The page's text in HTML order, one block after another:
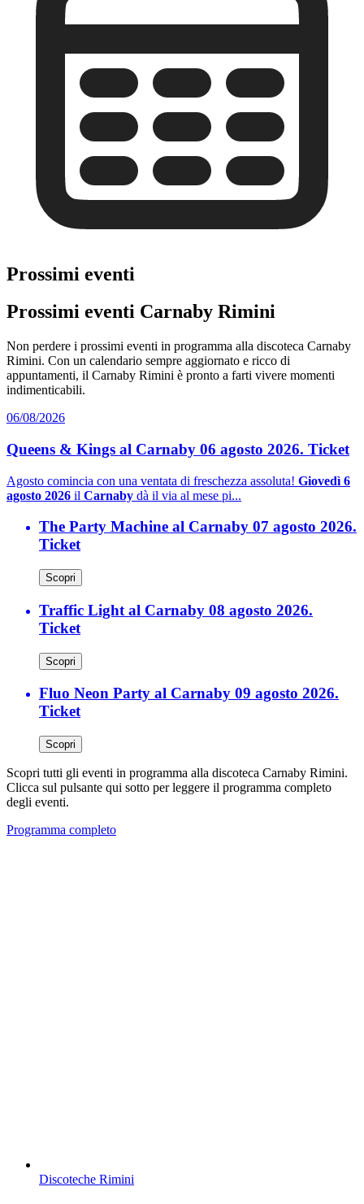
Prossimi eventi
Prossimi eventi Carnaby Rimini
Non perdere i prossimi eventi in programma alla discoteca Carnaby
Rimini. Con un calendario sempre aggiornato e ricco di
appuntamenti, il Carnaby Rimini è pronto a farti vivere momenti
indimenticabili.
06/08/2026
Queens & Kings al Carnaby 06 agosto 2026. Ticket
Agosto comincia con una ventata di freschezza assoluta! Giovedì 6
agosto 2026 il Carnaby dà il via al mese pi...
The Party Machine al Carnaby 07 agosto 2026.
Ticket
Scopri
Traffic Light al Carnaby 08 agosto 2026.
Ticket
Scopri
Fluo Neon Party al Carnaby 09 agosto 2026.
Ticket
Scopri
Scopri tutti gli eventi in programma alla discoteca Carnaby Rimini.
Clicca sul pulsante qui sotto per leggere il programma completo
degli eventi.
Programma completo
Discoteche Rimini